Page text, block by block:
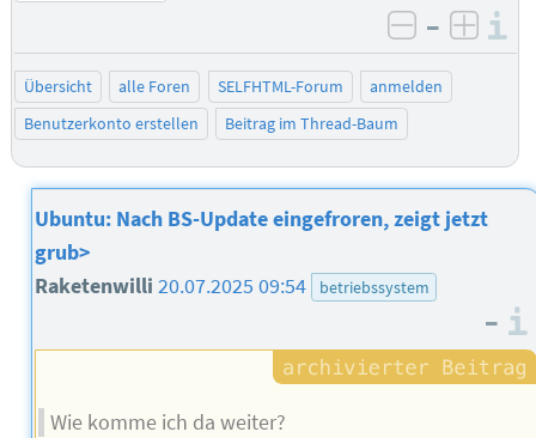
negativ
–
Übersicht alle Foren SELFHTML-Forum
anmelden
Benutzerkonto erstellen
Beitrag im Thread-Baum
Ubuntu: Nach BS-Update eingefroren, zeigt jetzt
grub>
Raketenwilli20.07.2025 09:54 betriebssystem
–
Wie komme ich da weiter?